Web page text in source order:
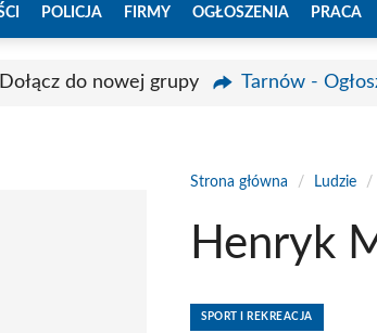
POLICJA FIRMY OGŁOSZENIA PRACA
Dołącz do nowej grupy Tarnów -
Strona główna / Ludzie /
Henryk
SPORT I REKREACJA